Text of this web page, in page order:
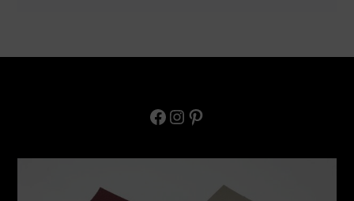
Facebook
Instagram
Pinterest